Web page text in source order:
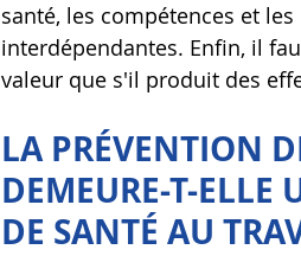
santé, les compétences et
interdépendantes. Enfin, il
valeur que s'il produit des
LA PRÉVENTION
DEMEURE-T-ELLE
DE SANTÉ AU